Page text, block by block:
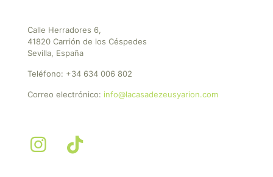
Calle Herradores 6,
41820 Carrión de los Céspedes
Sevilla, España
Teléfono: +34 634 006 802
Correo electrónico: info@lacasadezeusyarion.com